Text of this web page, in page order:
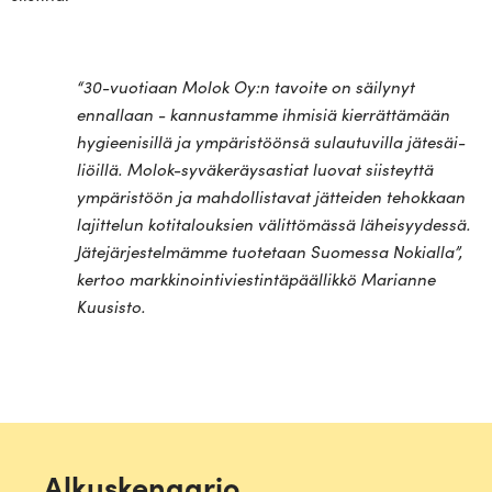
“30-vuo­tiaan Molok Oy:n tavoite on säi­lynyt
ennallaan - kan­nus­tamme ihmisiä kier­rät­tämään
hygiee­ni­silläja ympä­ris­töönsä sulau­tu­villa jäte­säi­
liöillä. Molok-syvä­ke­räy­sastiat luovat siis­teyttä
ympä­ristöön ja mah­dol­lis­tavat jät­teiden tehokkaan
lajit­telun koti­ta­louksien välit­tö­mässä lähei­syy­dessä.
Jäte­jär­jes­tel­mämme tuo­tetaan Suo­messa Nokialla”,
kertoo mark­ki­noin­ti­vies­tin­tä­pääl­likkö Marianne
Kuusisto.